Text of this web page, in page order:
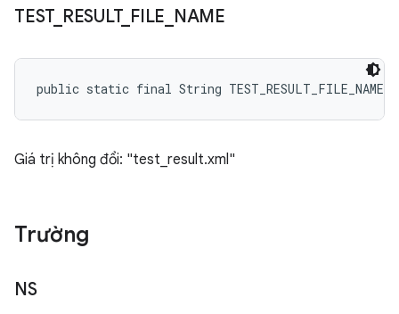
TEST_ RESULT_ FILE NAME
public static final String TEST_RESULT_FILE_NAME
Giá trị không đổi: "test_result.xml"
Trường
NS